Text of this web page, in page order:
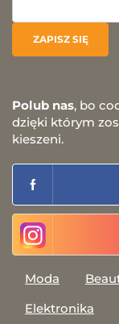
Polub nas, bo
dzięki którym
kieszeni.
Moda
Elektronika